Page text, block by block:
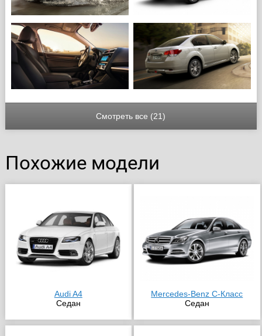
Смотреть все (21)
Похожие модели
Audi A4
Седан
Mercedes-Benz C-Класс
Седан